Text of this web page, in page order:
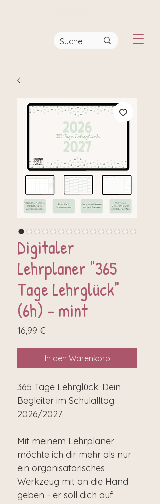
Digitaler
Lehrplaner "365
Tage Lehrglück"
(6h) - mint
16,99 €Preis
In den Warenkorb
365 Tage Lehrglück: Dein
Begleiter im Schulalltag
2026/2027
Mit meinem Lehrplaner
möchte ich dir mehr als nur
ein organisatorisches
Werkzeug mit an die Hand
geben - er soll dich auf